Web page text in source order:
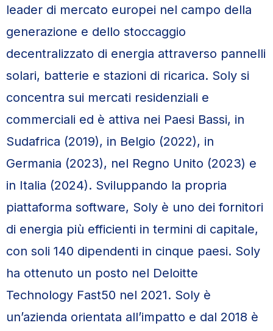
leader di mercato europei nel campo della
generazione e dello stoccaggio
decentralizzato di energia attraverso pannelli
solari, batterie e stazioni di ricarica. Soly si
concentra sui mercati residenziali e
commerciali ed è attiva nei Paesi Bassi, in
Sudafrica (2019), in Belgio (2022), in
Germania (2023), nel Regno Unito (2023) e
in Italia (2024). Sviluppando la propria
piattaforma software, Soly è uno dei fornitori
di energia più efficienti in termini di capitale,
con soli 140 dipendenti in cinque paesi. Soly
ha ottenuto un posto nel Deloitte
Technology Fast50 nel 2021. Soly è
un’azienda orientata all’impatto e dal 2018 è